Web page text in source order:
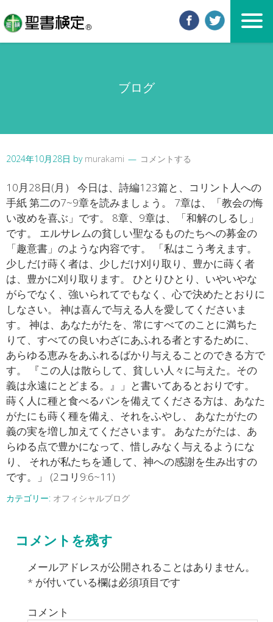
ブログ
2024年10月28日 by murakami コメントする
10月28日(月） 今日は、詩編123篇と、コリント人への
手紙 第二の7~9章を読みましょう。 7章は、「教会の悔
い改めを喜ぶ」です。 8章、9章は、「和解のしるし」
です。 エルサレムの貧しい聖なるものたちへの募金の
「趣意書」のような内容です。 「私はこう考えます。
少しだけ蒔く者は、少しだけ刈り取り、豊かに蒔く者
は、豊かに刈り取ります。 ひとりひとり、いやいやな
がらでなく、強いられてでもなく、心で決めたとおりに
しなさい。 神は喜んで与える人を愛してくださいま
す。 神は、あなたがたを、常にすべてのことに満ちた
りて、すべての良いわざにあふれる者とするために、
あらゆる恵みをあふれるばかり与えることのできる方で
す。 『この人は散らして、貧しい人々に与えた。その
義は永遠にとどまる。』」と書いてあるとおりです。
蒔く人に種と食べるパンを備えてくださる方は、あなた
がたにも蒔く種を備え、それをふやし、 あなたがたの
義の実を増し加えてくださいます。 あなたがたは、あ
らゆる点で豊かになって、惜しみなく与えるようにな
り、 それが私たちを通して、神への感謝を生み出すの
です。」 (2コリ9:6~11)
カテゴリー: オフィシャルブログ
コメントを残す
メールアドレスが公開されることはありません。
* が付いている欄は必須項目です
コメント